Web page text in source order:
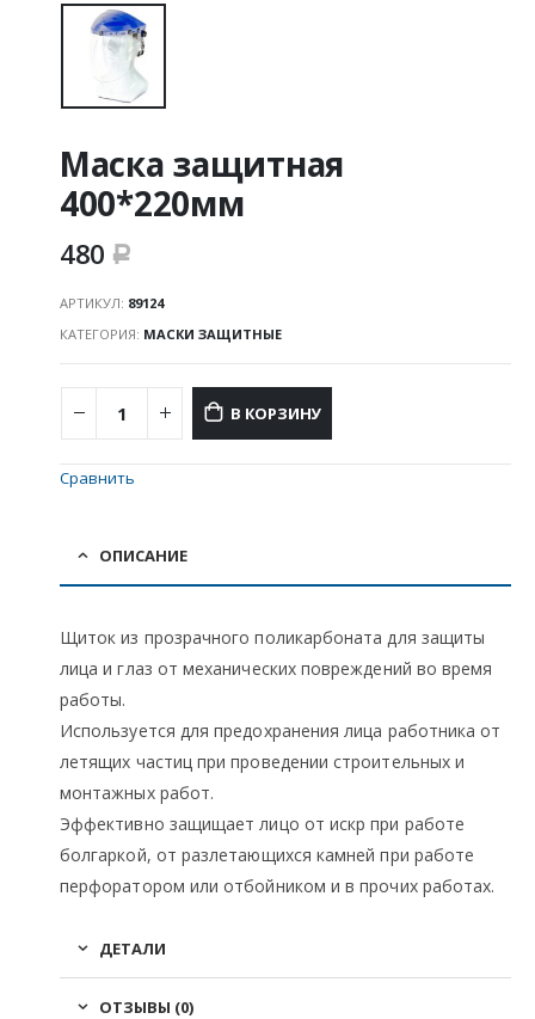
Маска защитная
400*220мм
480 Р
АРТИКУЛ: 89124
КАТЕГОРИЯ: МАСКИ ЗАЩИТНЫЕ
В КОРЗИНУ
Сравнить
ОПИСАНИЕ
Щиток из прозрачного поликарбоната для защиты
лица и глаз от механических повреждений во время
работы.
Используется для предохранения лица работника от
летящих частиц при проведении строительных и
монтажных работ.
Эффективно защищает лицо от искр при работе
болгаркой, от разлетающихся камней при работе
перфоратором или отбойником и в прочих работах.
ДЕТАЛИ
ОТЗЫВЫ (0)